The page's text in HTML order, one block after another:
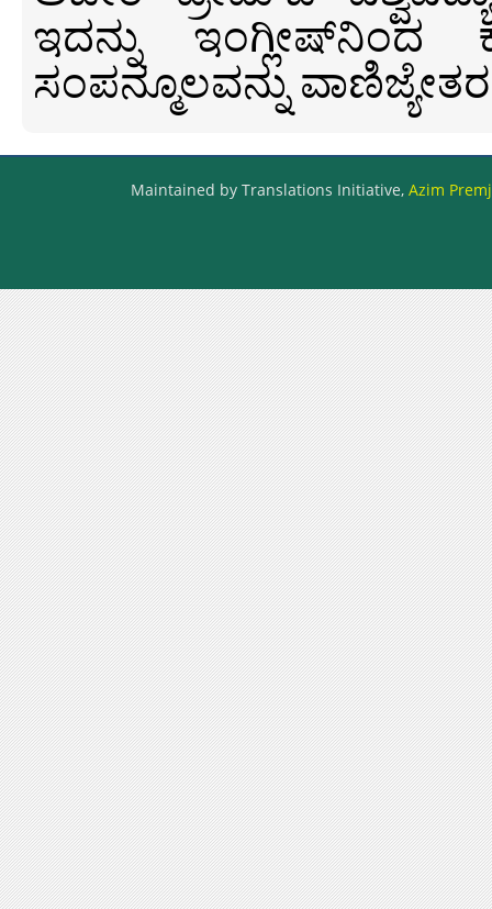
ಇದನ್ನು ಇಂಗ್ಲೀಷ್‍ನಿಂದ
ಸಂಪನ್ಮೂಲವನ್ನು
Maintained by Translations Initiative, Azim